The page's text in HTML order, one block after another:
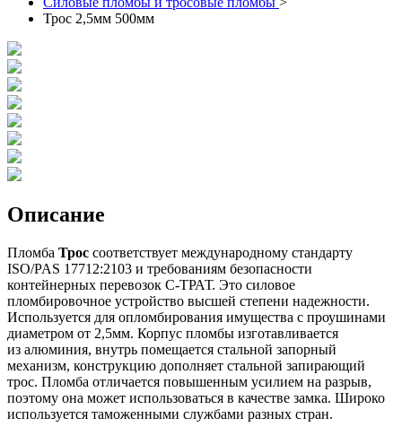
Трос 2,5мм 500мм
Описание
Пломба Трос соответствует международному стандарту
ISO/PAS 17712:2103 и требованиям безопасности
контейнерных перевозок С-ТРАТ. Это силовое
пломбировочное устройство высшей степени надежности.
Используется для опломбирования имущества с проушинами
диаметром от 2,5мм. Корпус пломбы изготавливается
из алюминия, внутрь помещается стальной запорный
механизм, конструкцию дополняет стальной запирающий
трос. Пломба отличается повышенным усилием на разрыв,
поэтому она может использоваться в качестве замка. Широко
используется таможенными службами разных стран.